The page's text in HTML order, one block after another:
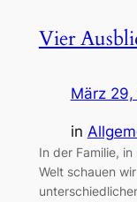
Vier
März
in
In der Familie,
Welt schauen